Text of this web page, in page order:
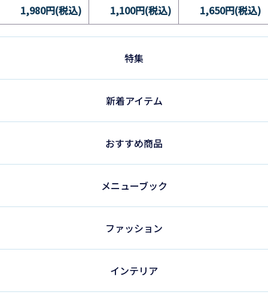
1,980円(税込) 1,100円(税込) 1,650円(税込)
特集
新着アイテム
おすすめ商品
メニューブック
ファッション
インテリア